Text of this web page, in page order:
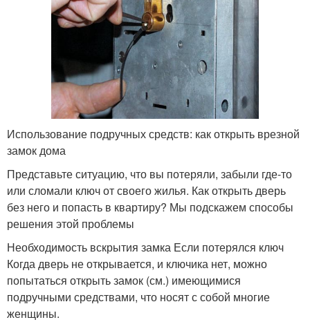
Использование подручных средств: как открыть врезной
замок дома
Представьте ситуацию, что вы потеряли, забыли где-то
или сломали ключ от своего жилья. Как открыть дверь
без него и попасть в квартиру? Мы подскажем способы
решения этой проблемы
Необходимость вскрытия замка Если потерялся ключ
Когда дверь не открывается, и ключика нет, можно
попытаться открыть замок (см.) имеющимися
подручными средствами, что носят с собой многие
женщины.